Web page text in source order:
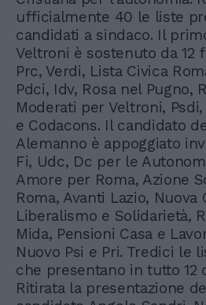
ufficialmente 40 le liste
candidati a sindaco. Il
Veltroni è sostenuto da 12
Prc, Verdi, Lista Civica
Pdci, Idv, Rosa nel Pugno,
Moderati per Veltroni,
e Codacons. Il candidato
Alemanno è appoggiato
Fi, Udc, Dc per le
Amore per Roma, Azione
Roma, Avanti Lazio, Nuova
Liberalismo e Solidarietà,
Mida, Pensioni Casa e
Nuovo Psi e Pri. Tredici le
che presentano in tutto 12
Ritirata la presentazione